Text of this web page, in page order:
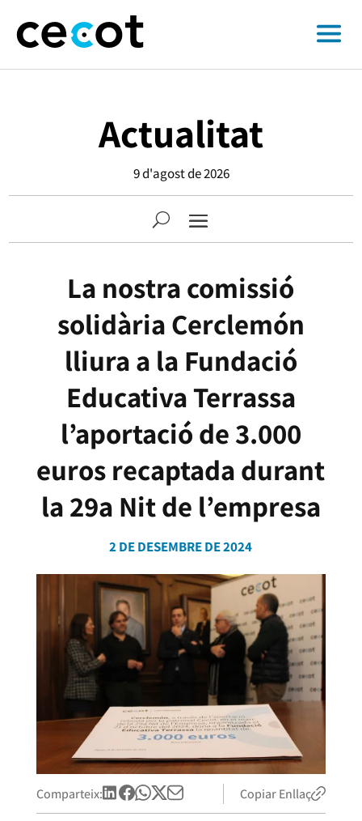
Actualitat
9 d'agost de 2026
La nostra comissió
solidària Cerclemón
lliura a la Fundació
Educativa Terrassa
l’aportació de 3.000
euros recaptada durant
la 29a Nit de l’empresa
2 DE DESEMBRE DE 2024
Comparteix: Copiar Enllaç